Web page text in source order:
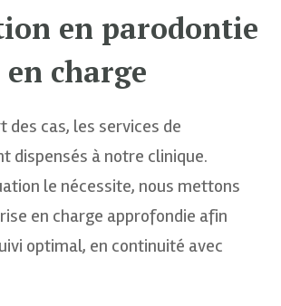
en parodontie
charge
des cas, les services de
dispensés à notre clinique.
le nécessite, nous mettons
en charge approfondie afin
optimal, en continuité avec